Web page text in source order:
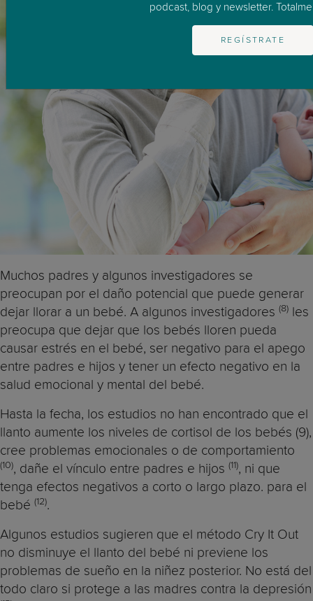
Muchos padres y algunos investigadores se
preocupan por el daño potencial que puede generar
dejar llorar a un bebé. A algunos investigadores (8) les
preocupa que dejar que los bebés lloren pueda
causar estrés en el bebé, ser negativo para el apego
entre padres e hijos y tener un efecto negativo en la
salud emocional y mental del bebé.
Hasta la fecha, los estudios no han encontrado que el
llanto aumente los niveles de cortisol de los bebés (9),
cree problemas emocionales o de comportamiento
(10), dañe el vínculo entre padres e hijos (11), ni que
tenga efectos negativos a corto o largo plazo. para el
bebé (12).
Algunos estudios sugieren que el método Cry It Out
no disminuye el llanto del bebé ni previene los
problemas de sueño en la niñez posterior. No está del
todo claro si protege a las madres contra la depresión
podcast, blog y newsletter.
REGÍSTRATE